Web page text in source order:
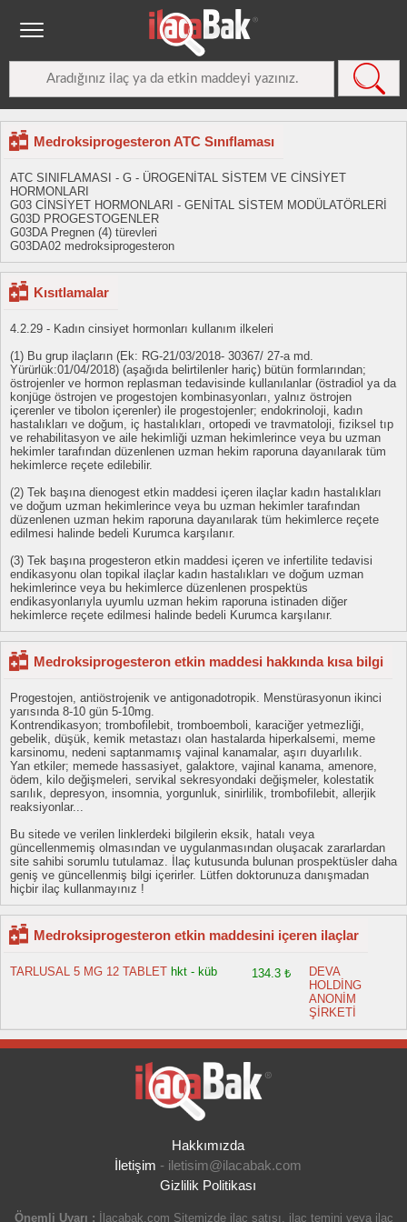
Medroksiprogesteron ATC Sınıflaması
ATC SINIFLAMASI - G - ÜROGENİTAL SİSTEM VE CİNSİYET
HORMONLARI
G03 CİNSİYET HORMONLARI - GENİTAL SİSTEM MODÜLATÖRLERİ
G03D PROGESTOGENLER
G03DA Pregnen (4) türevleri
G03DA02 medroksiprogesteron
Kısıtlamalar
4.2.29 - Kadın cinsiyet hormonları kullanım ilkeleri
(1) Bu grup ilaçların (Ek: RG-21/03/2018- 30367/ 27-a md.
Yürürlük:01/04/2018) (aşağıda belirtilenler hariç) bütün formlarından;
östrojenler ve hormon replasman tedavisinde kullanılanlar (östradiol ya da
konjüge östrojen ve progestojen kombinasyonları, yalnız östrojen
içerenler ve tibolon içerenler) ile progestojenler; endokrinoloji, kadın
hastalıkları ve doğum, iç hastalıkları, ortopedi ve travmatoloji, fiziksel tıp
ve rehabilitasyon ve aile hekimliği uzman hekimlerince veya bu uzman
hekimler tarafından düzenlenen uzman hekim raporuna dayanılarak tüm
hekimlerce reçete edilebilir.
(2) Tek başına dienogest etkin maddesi içeren ilaçlar kadın hastalıkları
ve doğum uzman hekimlerince veya bu uzman hekimler tarafından
düzenlenen uzman hekim raporuna dayanılarak tüm hekimlerce reçete
edilmesi halinde bedeli Kurumca karşılanır.
(3) Tek başına progesteron etkin maddesi içeren ve infertilite tedavisi
endikasyonu olan topikal ilaçlar kadın hastalıkları ve doğum uzman
hekimlerince veya bu hekimlerce düzenlenen prospektüs
endikasyonlarıyla uyumlu uzman hekim raporuna istinaden diğer
hekimlerce reçete edilmesi halinde bedeli Kurumca karşılanır.
Medroksiprogesteron etkin maddesi hakkında kısa bilgi
Progestojen, antiöstrojenik ve antigonadotropik. Menstürasyonun ikinci
yarısında 8-10 gün 5-10mg.
Kontrendikasyon; trombofilebit, tromboemboli, karaciğer yetmezliği,
gebelik, düşük, kemik metastazı olan hastalarda hiperkalsemi, meme
karsinomu, nedeni saptanmamış vajinal kanamalar, aşırı duyarlılık.
Yan etkiler; memede hassasiyet, galaktore, vajinal kanama, amenore,
ödem, kilo değişmeleri, servikal sekresyondaki değişmeler, kolestatik
sarılık, depresyon, insomnia, yorgunluk, sinirlilik, trombofilebit, allerjik
reaksiyonlar...
Bu sitede ve verilen linklerdeki bilgilerin eksik, hatalı veya
güncellenmemiş olmasından ve uygulanmasından oluşacak zararlardan
site sahibi sorumlu tutulamaz. İlaç kutusunda bulunan prospektüsler daha
geniş ve güncellenmiş bilgi içerirler. Lütfen doktorunuza danışmadan
hiçbir ilaç kullanmayınız !
Medroksiprogesteron etkin maddesini içeren ilaçlar
TARLUSAL 5 MG 12 TABLET hkt - küb 134.3 ₺
DEVA
HOLDİNG
ANONİM
ŞİRKETİ
Hakkımızda
İletişim - iletisim@ilacabak.com
Gizlilik Politikası
Önemli Uyarı : İlacabak.com Sitemizde ilaç satışı, ilaç temini veya ilaç